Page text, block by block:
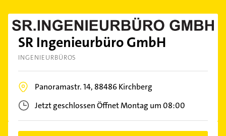
SR Ingenieurbüro GmbH
INGENIEURBÜROS
Panoramastr. 14, 88486Kirchberg
Jetzt geschlossenÖffnet Montag um 08:00